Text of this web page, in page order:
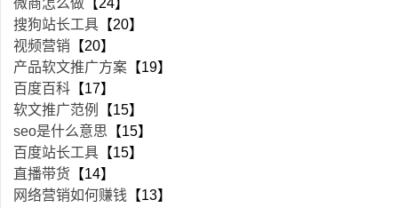
微商怎么做 【24】
搜狗站长工具 【20】
视频营销 【20】
产品软文推广方案 【19】
百度百科 【17】
软文推广范例
【15】
seo是什么意思 【15】
百度站长工具 【15】
直播带货 【14】
网络营销如何赚钱 【13】